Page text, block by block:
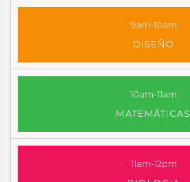
9am-10am
DISEÑO
10am-11am
MATEMÁTICAS
11am-12pm